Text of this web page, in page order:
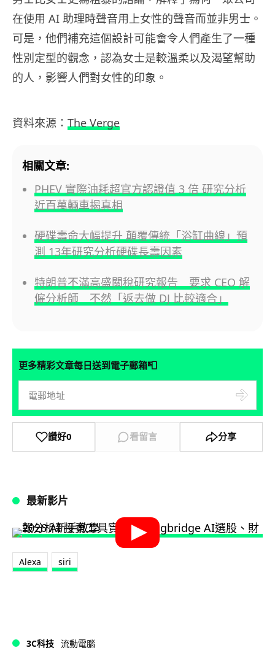
在使用 AI 助理時聲音用上女性的聲音而並非男士。
可是，他們補充這個設計可能會令人們產生了一種
性別定型的觀念，認為女士是較溫柔以及渴望幫助
的人，影響人們對女性的印象。
資料來源： The Verge
相關文章:
PHEV 實際油耗超官方認證值 3 倍 研究分析
近百萬輛車揭真相
硬碟壽命大幅提升 顛覆傳統「浴缸曲線」預
測 13年研究分析硬碟長壽因素
特朗普不滿高盛關稅研究報告 要求 CEO 解
僱分析師 不然「返去做 DJ 比較適合」
更多精彩文章每日送到電子郵箱📮
讚好0 看留言 分享
最新影片
Alexa siri
3C科技 流動電腦